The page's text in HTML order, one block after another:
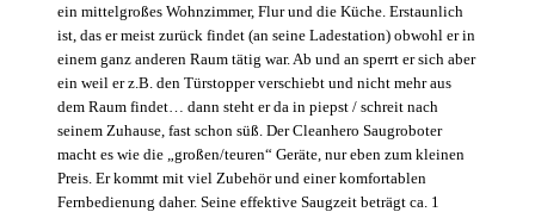
ein mittelgroßes Wohnzimmer, Flur und die Küche. Erstaunlich
ist, das er meist zurück findet (an seine Ladestation) obwohl er in
einem ganz anderen Raum tätig war. Ab und an sperrt er sich aber
ein weil er z.B. den Türstopper verschiebt und nicht mehr aus
dem Raum findet… dann steht er da in piepst / schreit nach
seinem Zuhause, fast schon süß. Der Cleanhero Saugroboter
macht es wie die „großen/teuren“ Geräte, nur eben zum kleinen
Preis. Er kommt mit viel Zubehör und einer komfortablen
Fernbedienung daher. Seine effektive Saugzeit beträgt ca. 1